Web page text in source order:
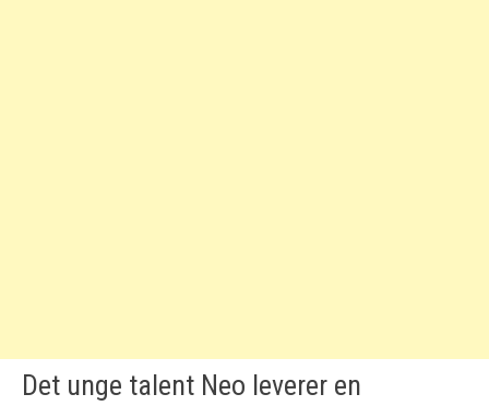
Det unge talent Neo leverer en